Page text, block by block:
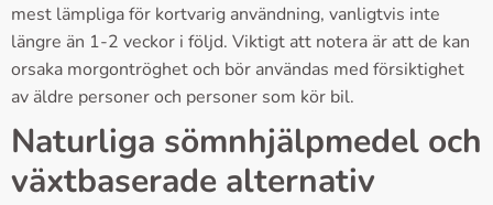
mest lämpliga för kortvarig användning, vanligtvis inte
längre än 1-2 veckor i följd. Viktigt att notera är att de kan
orsaka morgontröghet och bör användas med försiktighet
av äldre personer och personer som kör bil.
Naturliga sömnhjälpmedel och
växtbaserade alternativ